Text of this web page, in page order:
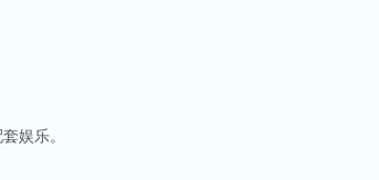
娱乐。